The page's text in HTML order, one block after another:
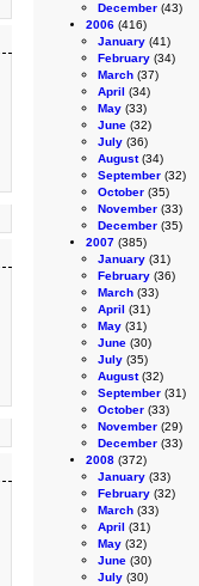
December (43)
2006 (416)
January (41)
February (34)
March (37)
April (34)
May (33)
June (32)
July (36)
August(34)
September (32)
October (35)
November (33)
December (35)
2007 (385)
January (31)
February (36)
March (33)
April (31)
May (31)
June (30)
July (35)
August(32)
September (31)
October (33)
November (29)
December (33)
2008 (372)
January (33)
February (32)
March (33)
April (31)
May (32)
June (30)
July (30)